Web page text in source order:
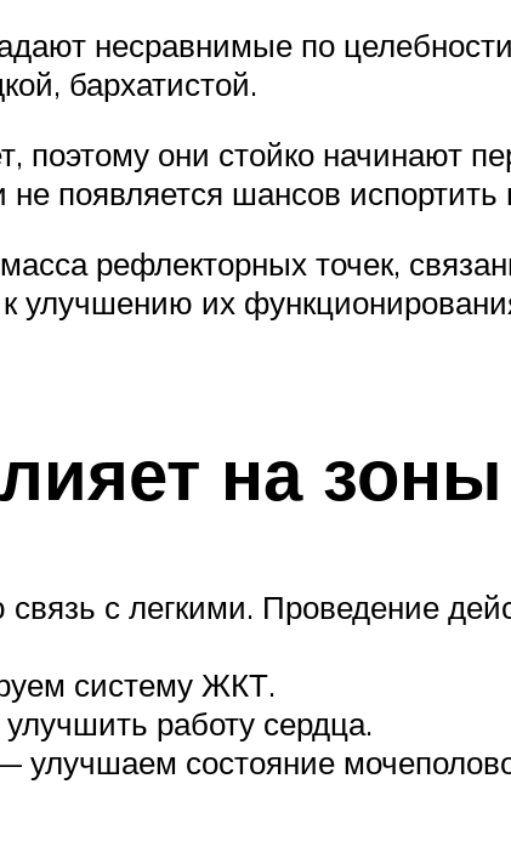
несравнимые по
бархатистой.
поэтому они стойко начинают
появляется шансов
рефлекторных точек,
улучшению их
на зоны
с легкими. Проведение
систему ЖКТ.
работу сердца.
улучшаем состояние